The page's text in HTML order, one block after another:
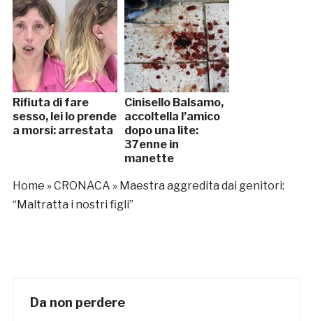
Rifiuta di fare
sesso, lei lo prende
a morsi: arrestata
Cinisello Balsamo,
accoltella l’amico
dopo una lite:
37enne in
manette
Home »CRONACA » Maestra aggredita dai genitori:
“Maltratta i nostri figli”
Da non perdere